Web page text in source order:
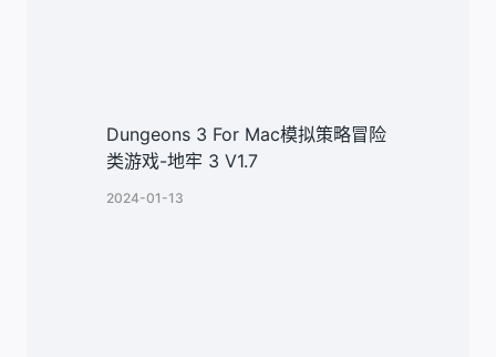
Dungeons 3 For Mac模拟策略冒险
类游戏-地牢 3 V1.7
2024-01-13